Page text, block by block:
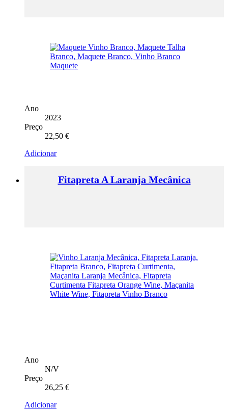
Ano
2023
Preço
22,50 €
Adicionar
Fitapreta A Laranja Mecânica
Ano
N/V
Preço
26,25 €
Adicionar